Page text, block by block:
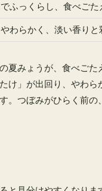
ふっくらし、食べごた
わらかく、淡い香りと
夏みょうが、食べご
け」が出回り、やわ
つぼみがひらく前の